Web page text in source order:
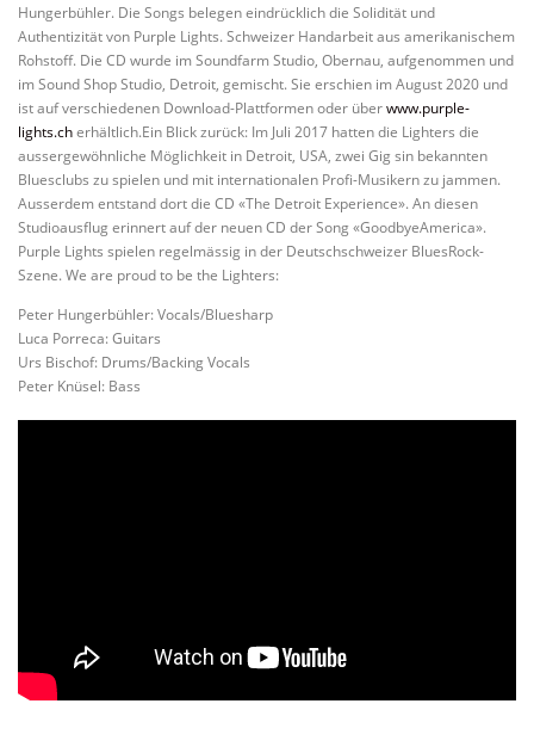
Hungerbühler. Die Songs belegen eindrücklich die Solidität und
Authentizität von Purple Lights. Schweizer Handarbeit aus amerikanischem
Rohstoff. Die CD wurde im Soundfarm Studio, Obernau, aufgenommen und
im Sound Shop Studio, Detroit, gemischt. Sie erschien im August 2020 und
ist auf verschiedenen Download-Plattformen oder überwww.purple-
lights.cherhältlich.Ein Blick zurück: Im Juli 2017 hatten die Lighters die
aussergewöhnliche Möglichkeit in Detroit, USA, zwei Gig sin bekannten
Bluesclubs zu spielen und mit internationalen Profi-Musikern zu jammen.
Ausserdem entstand dort die CD «The Detroit Experience». An diesen
Studioausflug erinnert auf der neuen CD der Song «GoodbyeAmerica».
Purple Lights spielen regelmässig in der Deutschschweizer BluesRock-
Szene. We are proud to be the Lighters:
Peter Hungerbühler: Vocals/Bluesharp
Luca Porreca: Guitars
Urs Bischof: Drums/Backing Vocals
Peter Knüsel: Bass